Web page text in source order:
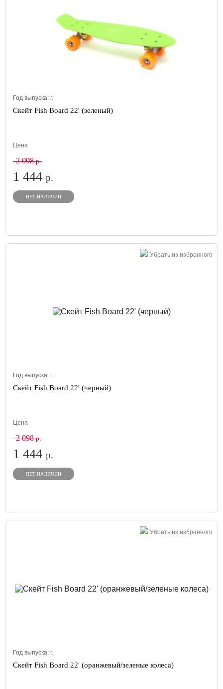
Год выпуска: г.
Скейт Fish Board 22' (зеленый)
Цена
2 098р.
1 444 р.
НЕТ НАЛИЧИИ
Убрать из избранного
Год выпуска: г.
Скейт Fish Board 22' (черный)
Цена
2 098р.
1 444 р.
НЕТ НАЛИЧИИ
Убрать из избранного
Год выпуска: г.
Скейт Fish Board 22' (оранжевый/зеленые колеса)